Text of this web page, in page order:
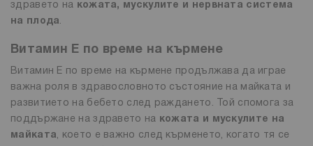
здравето на
кожата, мускулите и нервната система
на плода.
Витамин Е по време на кърмене
Витамин Е по време на кърмене продължава да играе
важна роля в здравословното състояние на майката и
развитието на бебето след раждането. Той спомога за
поддържане на здравето на кожата и мускулите на
майката, което е важно след кърменето, когато тя се